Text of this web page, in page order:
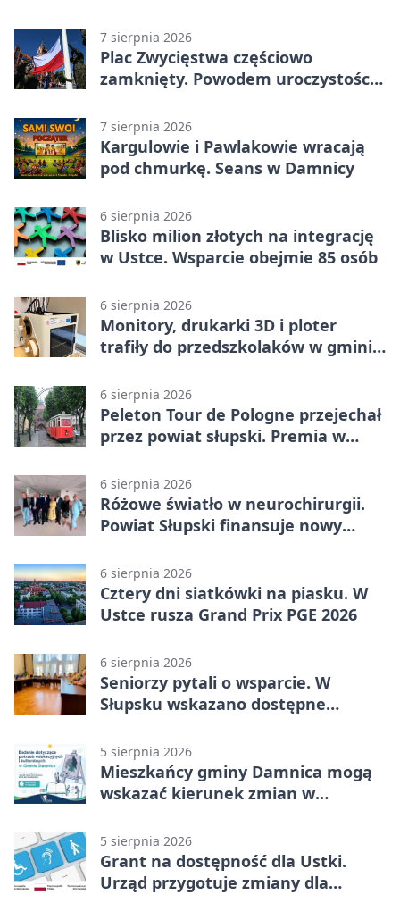
7 sierpnia 2026
Plac Zwycięstwa częściowo
zamknięty. Powodem uroczystości
7 sierpnia 2026
Kargulowie i Pawlakowie wracają
pod chmurkę. Seans w Damnicy
6 sierpnia 2026
Blisko milion złotych na integrację
w Ustce. Wsparcie obejmie 85 osób
6 sierpnia 2026
Monitory, drukarki 3D i ploter
trafiły do przedszkolaków w gminie
6 sierpnia 2026
Peleton Tour de Pologne przejechał
przez powiat słupski. Premia w
6 sierpnia 2026
Różowe światło w neurochirurgii.
Powiat Słupski finansuje nowy
6 sierpnia 2026
Cztery dni siatkówki na piasku. W
Ustce rusza Grand Prix PGE 2026
6 sierpnia 2026
Seniorzy pytali o wsparcie. W
Słupsku wskazano dostępne
5 sierpnia 2026
Mieszkańcy gminy Damnica mogą
wskazać kierunek zmian w
5 sierpnia 2026
Grant na dostępność dla Ustki.
Urząd przygotuje zmiany dla